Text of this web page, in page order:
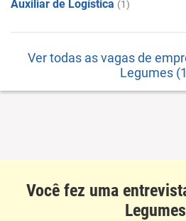
Auxiliar de Logística (1)
Ver todas as vagas de
Legumes
Você fez uma